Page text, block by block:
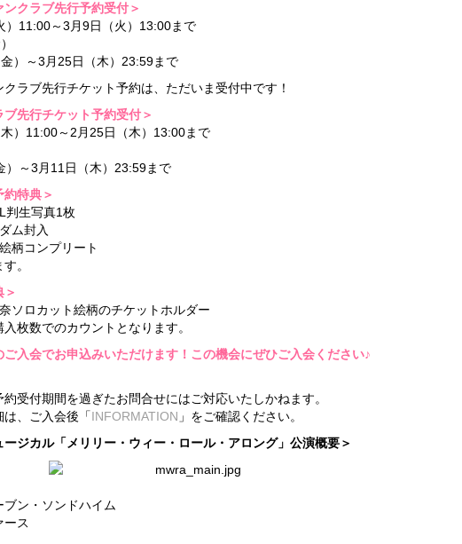
クラブ先行予約受付＞
）11:00～3月9日（火）13:00まで
）～3月25日（木）23:59まで
ラブ先行チケット予約は、ただいま受付中です！
先行チケット予約受付＞
）11:00～2月25日（木）13:00まで
）～3月11日（木）23:59まで
約特典＞
判生写真1枚
ム封入
柄コンプリート
。
＞
ソロカット絵柄のチケットホルダー
枚数でのカウントとなります。
入会でお申込みいただけます！この機会にぜひご入会ください♪
受付期間を過ぎたお問合せにはご対応いたしかねます。
、ご入会後「INFORMATION 」をご確認ください。
ージカル「メリリー・ウィー・ロール・アロング」公演概要＞
ン・ソンドハイム
ース